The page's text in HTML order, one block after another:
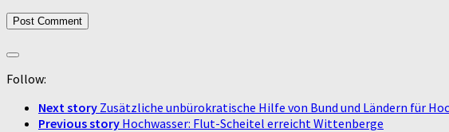
Follow:
Next story Zusätzliche unbürokratische Hilfe von Bund und Ländern für
Previous story Hochwasser: Flut-Scheitel erreicht Wittenberge